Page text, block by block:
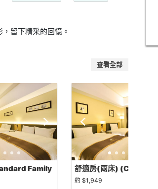
留下精采的回憶。
查看全部
Family
舒適房(兩床) (Cozy Twin
Room)
約 $1,949